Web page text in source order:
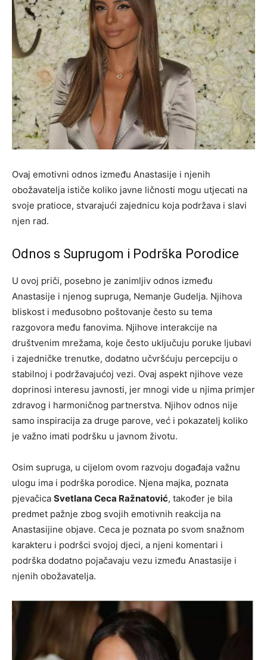
Ovaj emotivni odnos između Anastasije i njenih
obožavatelja ističe koliko javne ličnosti mogu utjecati na
svoje pratioce, stvarajući zajednicu koja podržava i slavi
njen rad.
Odnos s Suprugom i Podrška Porodice
U ovoj priči, posebno je zanimljiv odnos između
Anastasije i njenog supruga, Nemanje Gudelja. Njihova
bliskost i međusobno poštovanje često su tema
razgovora među fanovima. Njihove interakcije na
društvenim mrežama, koje često uključuju poruke ljubavi
i zajedničke trenutke, dodatno učvršćuju percepciju o
stabilnoj i podržavajućoj vezi. Ovaj aspekt njihove veze
doprinosi interesu javnosti, jer mnogi vide u njima primjer
zdravog i harmoničnog partnerstva. Njihov odnos nije
samo inspiracija za druge parove, već i pokazatelj koliko
je važno imati podršku u javnom životu.
Osim supruga, u cijelom ovom razvoju događaja važnu
ulogu ima i podrška porodice. Njena majka, poznata
pjevačica Svetlana Ceca Ražnatović, također je bila
predmet pažnje zbog svojih emotivnih reakcija na
Anastasijine objave. Ceca je poznata po svom snažnom
karakteru i podršci svojoj djeci, a njeni komentari i
podrška dodatno pojačavaju vezu između Anastasije i
njenih obožavatelja.